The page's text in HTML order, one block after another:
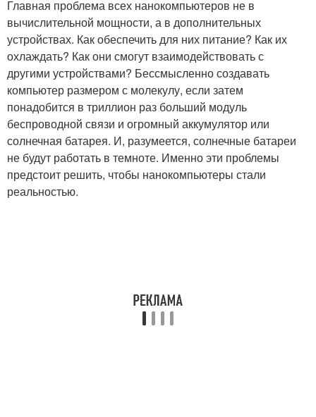
Главная проблема всех нанокомпьютеров не в
вычислительной мощности, а в дополнительных
устройствах. Как обеспечить для них питание? Как их
охлаждать? Как они смогут взаимодействовать с
другими устройствами? Бессмысленно создавать
компьютер размером с молекулу, если затем
понадобится в триллион раз больший модуль
беспроводной связи и огромный аккумулятор или
солнечная батарея. И, разумеется, солнечные батареи
не будут работать в темноте. Именно эти проблемы
предстоит решить, чтобы нанокомпьютеры стали
реальностью.